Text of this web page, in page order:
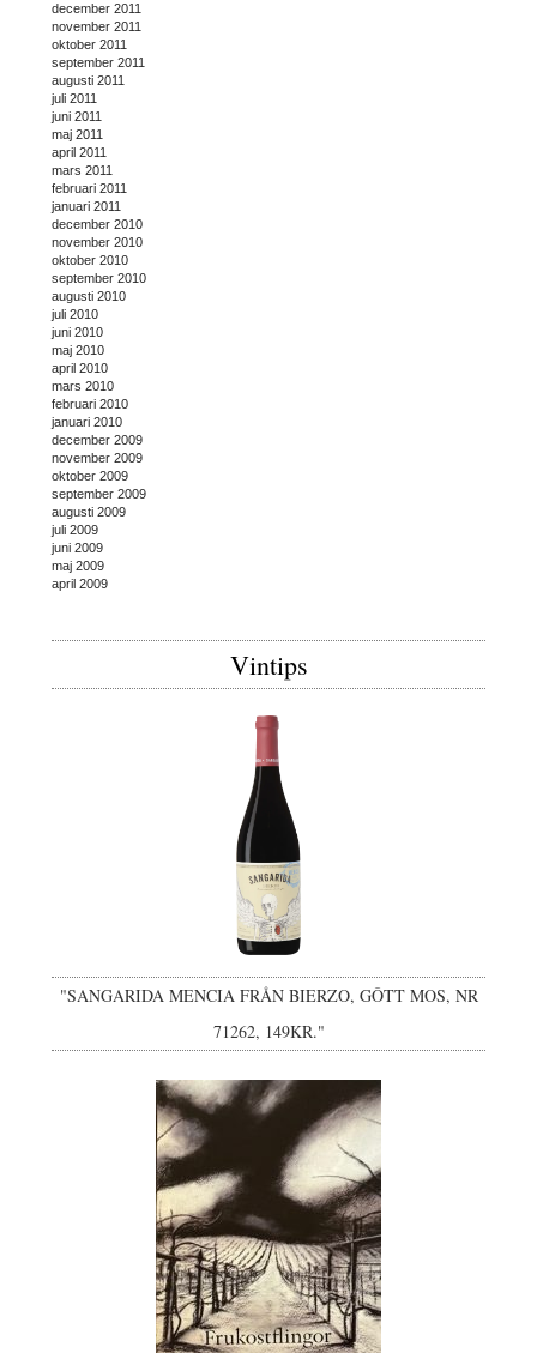
december 2011
november 2011
oktober 2011
september 2011
augusti 2011
juli 2011
juni 2011
maj 2011
april 2011
mars 2011
februari 2011
januari 2011
december 2010
november 2010
oktober 2010
september 2010
augusti 2010
juli 2010
juni 2010
maj 2010
april 2010
mars 2010
februari 2010
januari 2010
december 2009
november 2009
oktober 2009
september 2009
augusti 2009
juli 2009
juni 2009
maj 2009
april 2009
Vintips
"SANGARIDA MENCIA FRÅN BIERZO, GÔTT MOS, NR
71262, 149KR."